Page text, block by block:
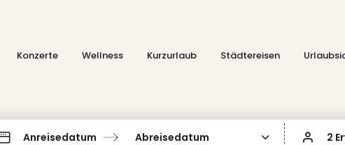
Konzerte Wellness Kurzurlaub Städtereisen
Anreisedatum Abreisedatum 2